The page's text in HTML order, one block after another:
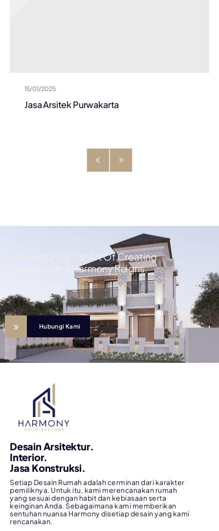
15/01/2025
Jasa Arsitek Purwakarta
Architecture Is The Art Of Creating
Spaces Where Harmony Reigns.
Hubungi Kami
Desain Arsitektur.
Interior.
Jasa Konstruksi.
Setiap Desain Rumah adalah cerminan dari karakter
pemiliknya. Untuk itu, kami merencanakan rumah
yang sesuai dengan habit dan kebiasaan serta
keinginan Anda. Sebagaimana kami memberikan
sentuhan nuansa Harmony disetiap desain yang kami
rencanakan.